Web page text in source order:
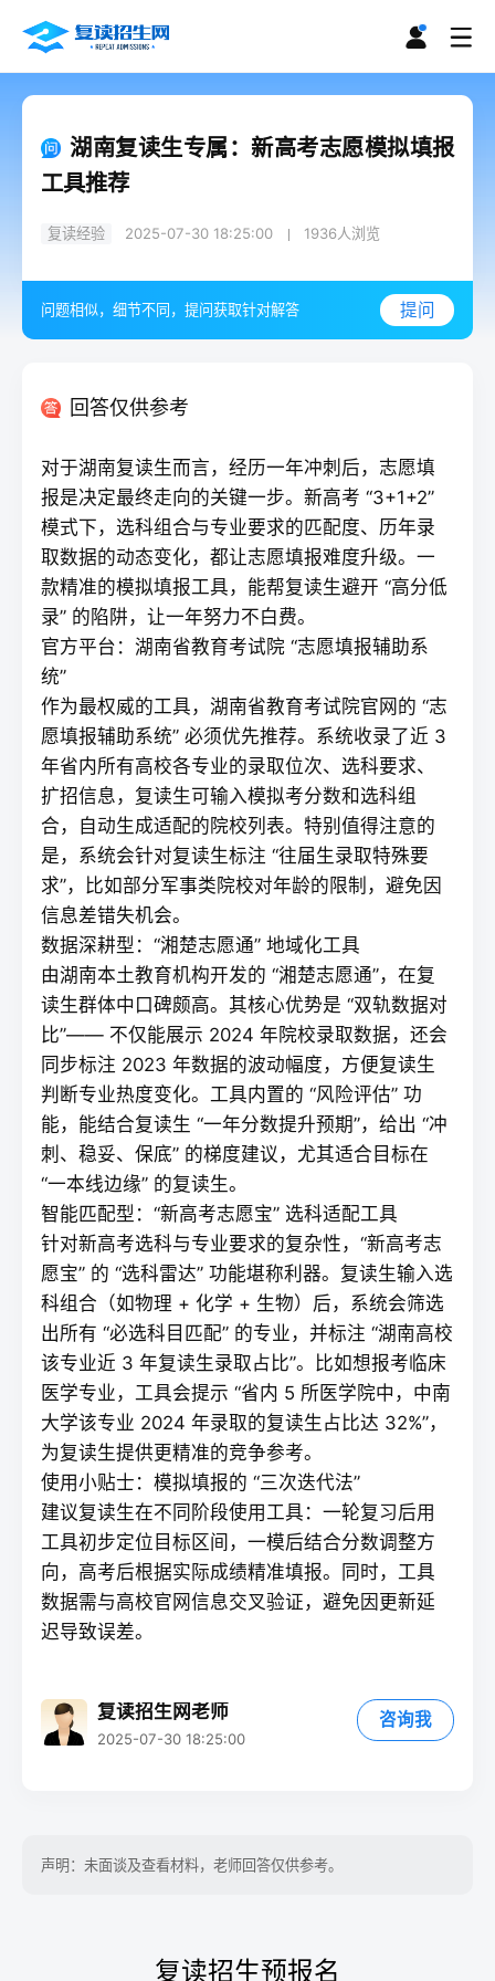
湖南复读生专属：新高考志愿模拟填报
工具推荐
复读经验 2025-07-30 18:25:00 1936人浏览
问题相似，细节不同，提问获取针对解答 提问
回答仅供参考
对于湖南复读生而言，经历一年冲刺后，志愿填
报是决定最终走向的关键一步。新高考 “3+1+2”
模式下，选科组合与专业要求的匹配度、历年录
取数据的动态变化，都让志愿填报难度升级。一
款精准的模拟填报工具，能帮复读生避开 “高分低
录” 的陷阱，让一年努力不白费。
官方平台：湖南省教育考试院 “志愿填报辅助系
统”
作为最权威的工具，湖南省教育考试院官网的 “志
愿填报辅助系统” 必须优先推荐。系统收录了近 3
年省内所有高校各专业的录取位次、选科要求、
扩招信息， 复读生可输入模拟考分数和选科组
合，自动生成适配的院校列表。特别值得注意的
是，系统会针对复读生标注 “往届生录取特殊要
求”，比如部分军事类院校对年龄的限制，避免因
信息差错失机会。
数据深耕型：“湘楚志愿通” 地域化工具
由湖南本土教育机构开发的 “湘楚志愿通”，在复
读生群体中口碑颇高。其核心优势是 “双轨数据对
比”—— 不仅能展示 2024 年院校录取数据，还会
同步标注 2023 年数据的波动幅度，方便复读生
判断专业热度变化。工具内置的 “风险评估” 功
能，能结合复读生 “一年分数提升预期”，给出 “冲
刺、稳妥、保底” 的梯度建议，尤其适合目标在
“一本线边缘” 的复读生。
智能匹配型：“新高考志愿宝” 选科适配工具
针对新高考选科与专业要求的复杂性，“新高考志
愿宝” 的 “选科雷达” 功能堪称利器。 复读生输入选
科组合（如物理 + 化学 + 生物）后，系统会筛选
出所有 “必选科目匹配” 的专业，并标注 “湖南高校
该专业近 3 年复读生录取占比”。比如想报考临床
医学专业，工具会提示 “省内 5 所医学院中，中南
大学该专业 2024 年录取的复读生占比达 32%”，
为复读生提供更精准的竞争参考。
使用小贴士：模拟填报的 “三次迭代法”
建议复读生在不同阶段使用工具：一轮复习后用
工具初步定位目标区间，一模后结合分数调整方
向，高考后根据实际成绩精准填报。同时，工具
数据需与高校官网信息交叉验证，避免因更新延
迟导致误差。
复读招生网老师
2025-07-30 18:25:00
咨询我
声明：未面谈及查看材料，老师回答仅供参考。
复读招生预报名